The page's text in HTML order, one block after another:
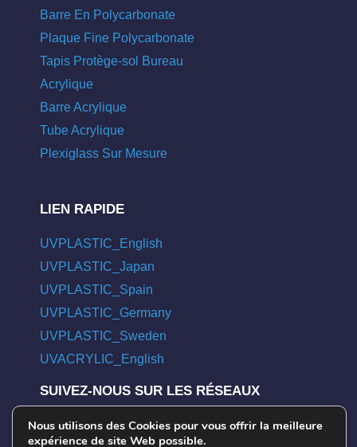
Barre En Polycarbonate
Plaque Fine Polycarbonate
Tapis Protège-sol Bureau
Acrylique
Barre Acrylique
Tube Acrylique
Plexiglass Sur Mesure
LIEN RAPIDE
UVPLASTIC_English
UVPLASTIC_Japan
UVPLASTIC_Spain
UVPLASTIC_Germany
UVPLASTIC_Sweden
UVACRYLIC_English
SUIVEZ-NOUS SUR LES RÉSEAUX
linkedinyoutubefacebookpinteresttwitter instagram
Nous utilisons des Cookies pour vous offrir la meilleure
expérience de site Web possible.